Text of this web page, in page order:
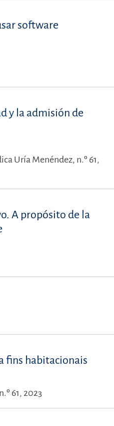
software
y la admisión de
Uría Menéndez, n.º 61,
A propósito de la
fins habitacionais
61, 2023